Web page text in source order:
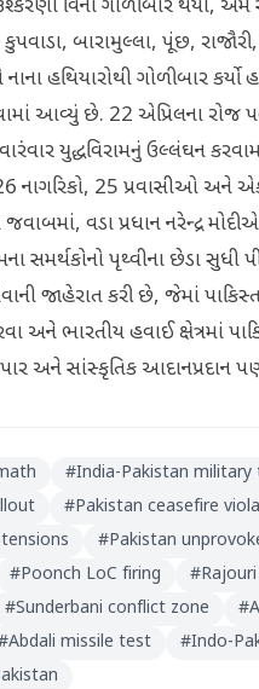
વિના ગોળીબાર થયો,
બારામુલ્લા, પૂંછ,
નાના હથિયારોથી ગોળીબાર
આવ્યું છે. 22 એપ્રિલના રોજ
યુદ્ધવિરામનું ઉલ્લંઘન
25 પ્રવાસીઓ અને
વડા પ્રધાન નરેન્દ્ર
સમર્થકોનો પૃથ્વીના છેડા
જાહેરાત કરી છે, જેમાં
અને ભારતીય હવાઈ ક્ષેત્રમાં
અને સાંસ્કૃતિક આદાનપ્રદાન
#India-Pakistan military
#Pakistan ceasefire
#Pakistan
#Poonch LoC firing #
#Sunderbani conflict zone #
Abdali missile test #Indo-